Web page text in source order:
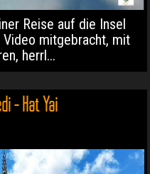
Reise auf die Insel
Video mitgebracht, mit
herrl...
- Hat Yai